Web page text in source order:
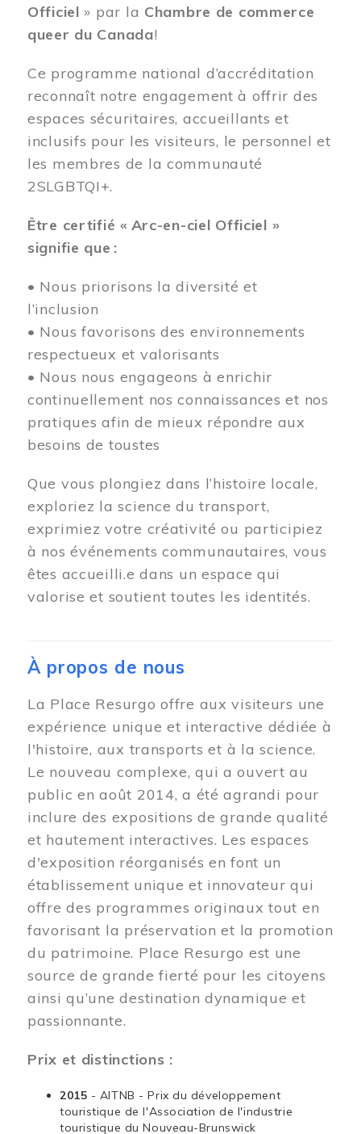
Officiel » par la Chambre de commerce
queer du Canada!
Ce programme national d’accréditation
reconnaît notre engagement à offrir des
espaces sécuritaires, accueillants et
inclusifs pour les visiteurs, le personnel et
les membres de la communauté
2SLGBTQI+.
Être certifié « Arc-en-ciel Officiel »
signifie que :
• Nous priorisons la diversité et
l’inclusion
• Nous favorisons des environnements
respectueux et valorisants
• Nous nous engageons à enrichir
continuellement nos connaissances et nos
pratiques afin de mieux répondre aux
besoins de toustes
Que vous plongiez dans l’histoire locale,
exploriez la science du transport,
exprimiez votre créativité ou participiez
à nos événements communautaires, vous
êtes accueilli.e dans un espace qui
valorise et soutient toutes les identités.
À propos de nous
La Place Resurgo offre aux visiteurs une
expérience unique et interactive dédiée à
l'histoire, aux transports et à la science.
Le nouveau complexe, qui a ouvert au
public en août 2014, a été agrandi pour
inclure des expositions de grande qualité
et hautement interactives. Les espaces
d'exposition réorganisés en font un
établissement unique et innovateur qui
offre des programmes originaux tout en
favorisant la préservation et la promotion
du patrimoine. Place Resurgo est une
source de grande fierté pour les citoyens
ainsi qu’une destination dynamique et
passionnante.
Prix et distinctions :
2015 - AITNB - Prix du développement
touristique de l'Association de l'industrie
touristique du Nouveau-Brunswick